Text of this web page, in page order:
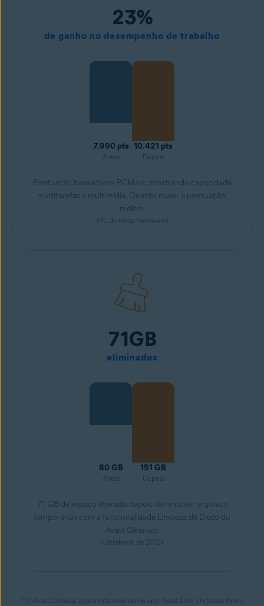
23%
de ganho no desempenho de trabalho
7.990 pts
Antes
10.421 pts
Depois
Pontuação baseada no PCMark, mostrando capacidade
multitarefas e multimídia. Quanto maior a pontuação,
melhor
(PC de mesa Alienware)
71GB
eliminados
80 GB
Antes
151 GB
Depois
71 GB de espaço liberado depois de remover arquivos
temporários com a funcionalidade Limpeza de Disco do
Avast Cleanup.
(Ultrabook de 2012)
* O Avast Cleanup agora está incluído no app Avast One. Os testes foram